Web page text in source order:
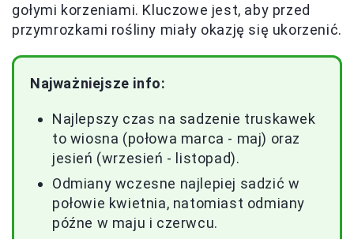
gołymi korzeniami. Kluczowe jest, aby przed
przymrozkami rośliny miały okazję się ukorzenić.
Najważniejsze info:
Najlepszy czas na sadzenie truskawek
to wiosna (połowa marca - maj) oraz
jesień (wrzesień - listopad).
Odmiany wczesne najlepiej sadzić w
połowie kwietnia, natomiast odmiany
późne w maju i czerwcu.